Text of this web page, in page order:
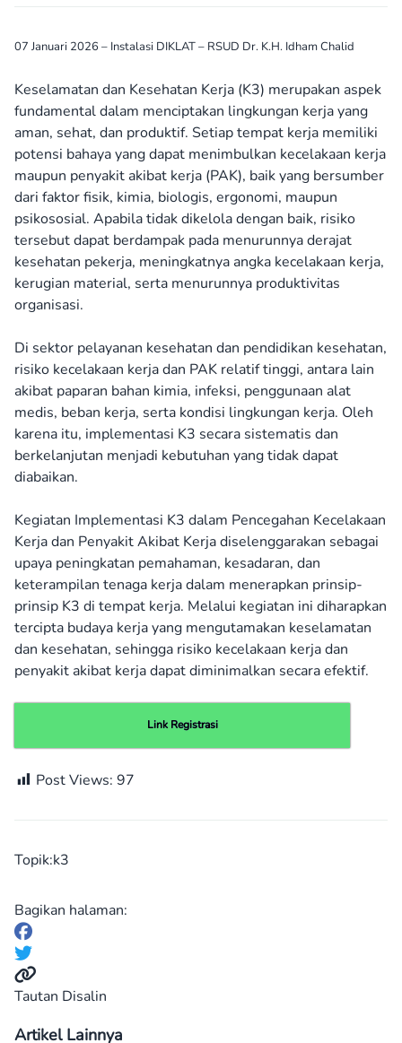
07 Januari 2026 – Instalasi DIKLAT – RSUD Dr. K.H. Idham Chalid
Keselamatan dan Kesehatan Kerja (K3) merupakan aspek
fundamental dalam menciptakan lingkungan kerja yang
aman, sehat, dan produktif. Setiap tempat kerja memiliki
potensi bahaya yang dapat menimbulkan kecelakaan kerja
maupun penyakit akibat kerja (PAK), baik yang bersumber
dari faktor fisik, kimia, biologis, ergonomi, maupun
psikososial. Apabila tidak dikelola dengan baik, risiko
tersebut dapat berdampak pada menurunnya derajat
kesehatan pekerja, meningkatnya angka kecelakaan kerja,
kerugian material, serta menurunnya produktivitas
organisasi.
Di sektor pelayanan kesehatan dan pendidikan kesehatan,
risiko kecelakaan kerja dan PAK relatif tinggi, antara lain
akibat paparan bahan kimia, infeksi, penggunaan alat
medis, beban kerja, serta kondisi lingkungan kerja. Oleh
karena itu, implementasi K3 secara sistematis dan
berkelanjutan menjadi kebutuhan yang tidak dapat
diabaikan.
Kegiatan Implementasi K3 dalam Pencegahan Kecelakaan
Kerja dan Penyakit Akibat Kerja diselenggarakan sebagai
upaya peningkatan pemahaman, kesadaran, dan
keterampilan tenaga kerja dalam menerapkan prinsip-
prinsip K3 di tempat kerja. Melalui kegiatan ini diharapkan
tercipta budaya kerja yang mengutamakan keselamatan
dan kesehatan, sehingga risiko kecelakaan kerja dan
penyakit akibat kerja dapat diminimalkan secara efektif.
Link Registrasi
Post Views: 97
Topik:k3
Bagikan halaman:
Tautan Disalin
Artikel Lainnya